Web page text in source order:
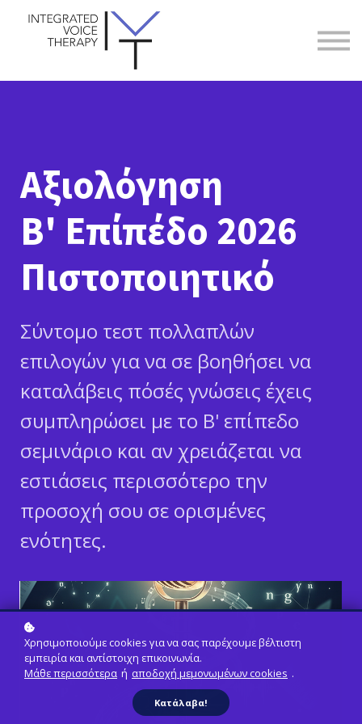
ΒΙΟΓΡΑΦΙΚΟ
Αξιολόγηση
Β' Επίπέδο 2026
Πιστοποιητικό
Σύντομο τεστ πολλαπλών
επιλογών για να σε βοηθήσει να
καταλάβεις πόσές γνώσεις έχεις
συμπληρώσει με το Β' επίπεδο
σεμινάριο και αν χρειάζεται να
εστιάσεις περισσότερο την
προσοχή σου σε ορισμένες
ενότητες.
Χρησιμοποιούμε cookies για να σας παρέχουμε βέλτιστη
εμπειρία και αντίστοιχη επικοινωνία.
Μάθε περισσότερα ή αποδοχή μεμονωμένων cookies .
Κατάλαβα!